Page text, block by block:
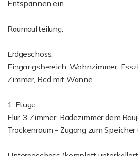
Entspannen ein.
Raumaufteilung:
Erdgeschoss:
Eingangsbereich, Wohnzimmer,
Zimmer, Bad mit Wanne
1. Etage:
Flur, 3 Zimmer, Badezimmer dem
Trockenraum - Zugang zum